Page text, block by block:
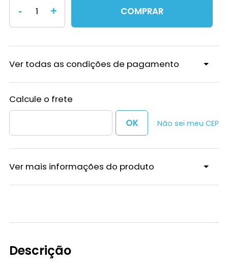
- + COMPRAR
Ver todas as condições de pagamento
Não sei meu CEP
Ver mais informações do produto
Descrição